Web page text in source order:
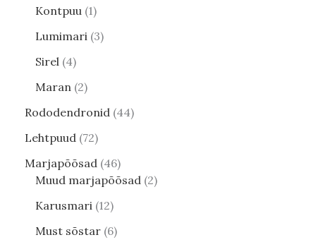
Kontpuu 1
Lumimari 3
Sirel 4
Maran 2
Rododendronid 44
Lehtpuud 72
Marjapõõsad 46
Muud marjapõõsad 2
Karusmari 12
Must sõstar 6